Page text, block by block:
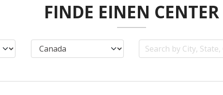
FINDE EINEN CENTER